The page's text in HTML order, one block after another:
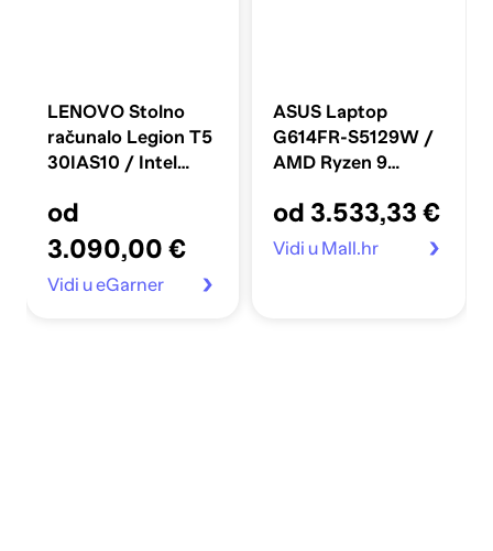
LENOVO Stolno
računalo Legion T5
30IAS10 / Intel
GB, 512 GB SSD,
Windows 11 Home
od
3.090,00 €
Vidi u eGarner
ASUS Laptop
G614FR-S5129W /
AMD Ryzen 9
GB RAM, 2 TB SSD,
NVIDIA GeForce
od 3.533,33 €
Vidi u Mall.hr